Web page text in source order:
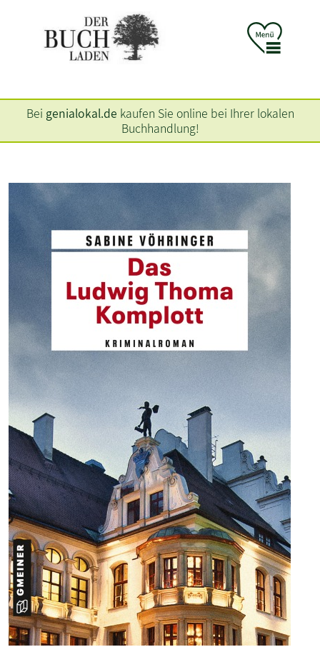
Bei genialokal.de kaufen Sie online bei Ihrer lokalen
Buchhandlung!